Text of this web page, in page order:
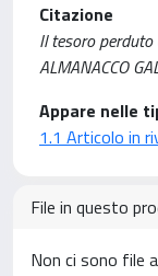
Citazione
Il tesoro
ALMANACCO
Appare nelle
1.1 Articolo in
File in questo
Non ci sono file